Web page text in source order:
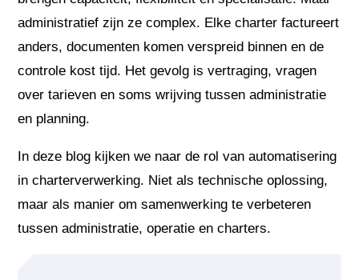
administratief zijn ze complex. Elke charter factureert
anders, documenten komen verspreid binnen en de
controle kost tijd. Het gevolg is vertraging, vragen
over tarieven en soms wrijving tussen administratie
en planning.
In deze blog kijken we naar de rol van automatisering
in charterverwerking. Niet als technische oplossing,
maar als manier om samenwerking te verbeteren
tussen administratie, operatie en charters.